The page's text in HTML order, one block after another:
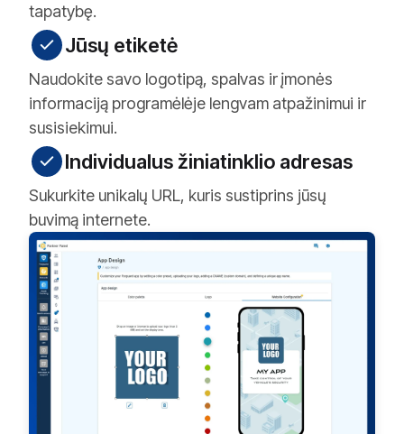
tapatybę.
Jūsų etiketė
Naudokite savo logotipą, spalvas ir įmonės
informaciją programėlėje lengvam atpažinimui ir
susisiekimui.
Individualus žiniatinklio adresas
Sukurkite unikalų URL, kuris sustiprins jūsų
buvimą internete.